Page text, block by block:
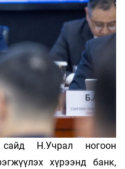
Н.Учрал ногоон
хүрээнд банк,